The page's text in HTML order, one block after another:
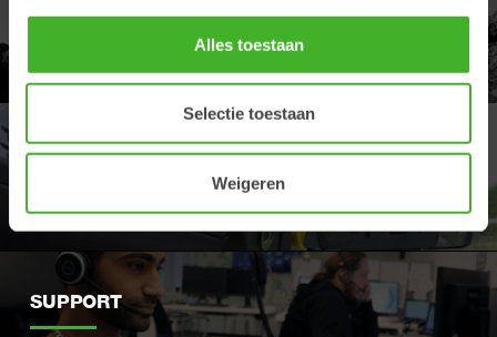
Alles toestaan
Selectie toestaan
Weigeren
DEALERS
SUPPORT